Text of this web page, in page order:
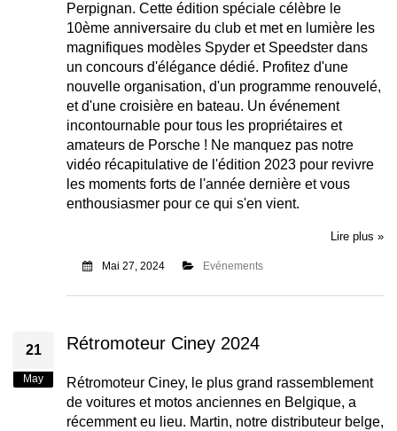
Perpignan. Cette édition spéciale célèbre le
10ème anniversaire du club et met en lumière les
magnifiques modèles Spyder et Speedster dans
un concours d'élégance dédié. Profitez d'une
nouvelle organisation, d'un programme renouvelé,
et d'une croisière en bateau. Un événement
incontournable pour tous les propriétaires et
amateurs de Porsche ! Ne manquez pas notre
vidéo récapitulative de l'édition 2023 pour revivre
les moments forts de l'année dernière et vous
enthousiasmer pour ce qui s'en vient.
Lire plus »
Mai 27, 2024 Evénements
21
May
Rétromoteur Ciney 2024
Rétromoteur Ciney, le plus grand rassemblement
de voitures et motos anciennes en Belgique, a
récemment eu lieu. Martin, notre distributeur belge,